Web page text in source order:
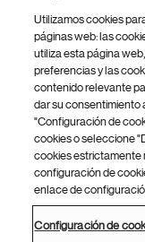
Footer Site Search
inferior
del
©
Política de privacidad
Utilizamos cookies
páginas web: las
utiliza esta página
preferencias y las
contenido relevante
dar su consentimiento
"Configuración de
cookies o seleccione
cookies estrictamente
configuración de
enlace de
Configuración de